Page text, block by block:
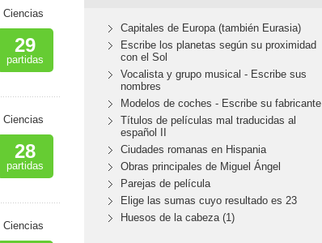
Ciencias
29
partidas
Ciencias
28
partidas
Ciencias
Capitales de Europa (también Eurasia)
Escribe los planetas según su proximidad
con el Sol
Vocalista y grupo musical - Escribe sus
nombres
Modelos de coches - Escribe su fabricante
Títulos de películas mal traducidas al
español II
Ciudades romanas en Hispania
Obras principales de Miguel Ángel
Parejas de película
Elige las sumas cuyo resultado es 23
Huesos de la cabeza (1)